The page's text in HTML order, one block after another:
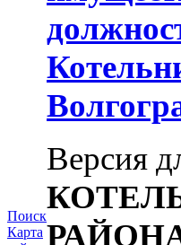
Поиск
Карта
Версия